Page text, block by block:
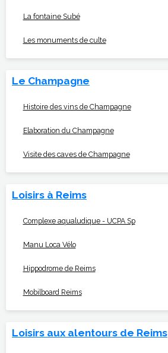
La fontaine Subé
Les monuments de culte
Le Champagne
Histoire des vins de Champagne
Elaboration du Champagne
Visite des caves de Champagne
Loisirs à Reims
Complexe aqualudique - UCPA Sp
Manu Loca Vélo
Hippodrome de Reims
Mobilboard Reims
Loisirs aux alentours de Reims